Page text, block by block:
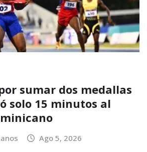
sumar dos medallas
solo 15 minutos al
Ago 5, 2026